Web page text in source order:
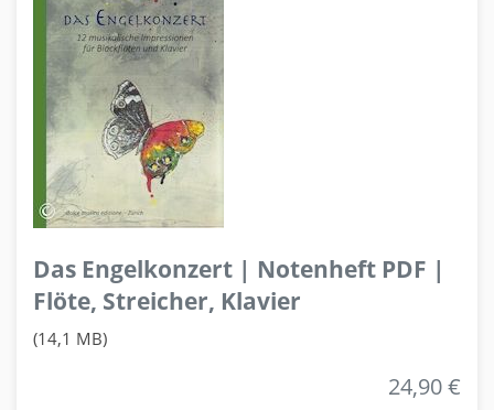
Das Engelkonzert | Notenheft PDF |
Flöte, Streicher, Klavier
(14,1 MB)
24,90 €